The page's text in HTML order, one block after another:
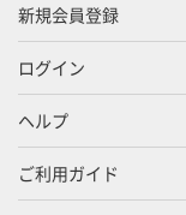
新規会員登録
ログイン
ヘルプ
ご利用ガイド